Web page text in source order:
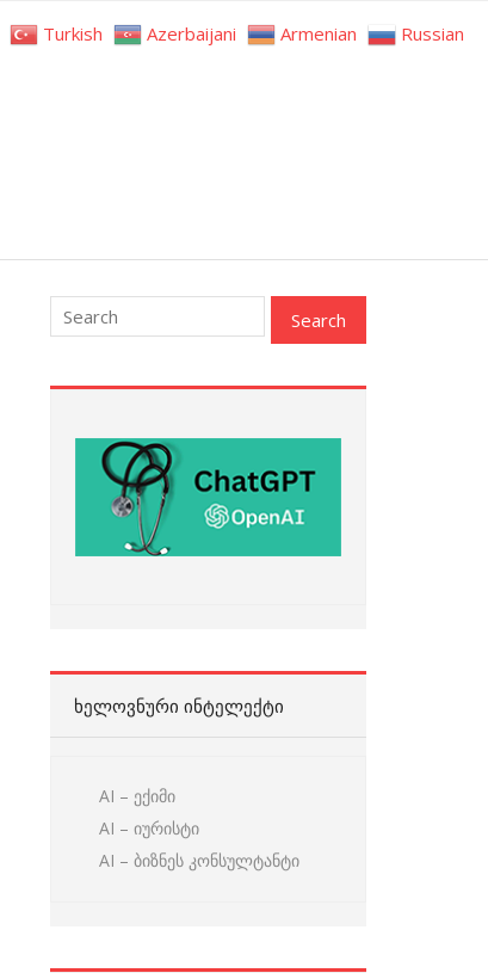
ᲮᲔᲚᲝᲕᲜᲣᲠᲘ ᲘᲜᲢᲔᲚᲔᲥᲢᲘ
AI – ექიმი
AI – იურისტი
AI – ბიზნეს კონსულტანტი
Turkish Azerbaijani Armenian Russian